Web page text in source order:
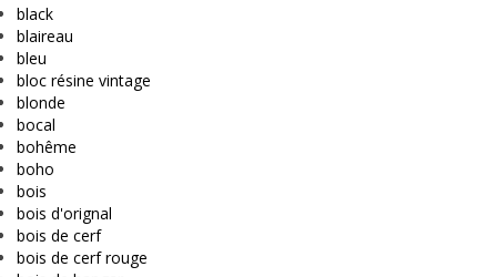
black
blaireau
bleu
bloc résine vintage
blonde
bocal
bohême
boho
bois
bois d'orignal
bois de cerf
bois de cerf rouge